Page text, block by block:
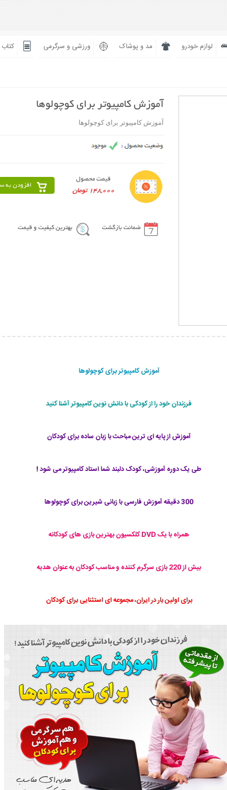
لوازم خودرو مد و پوشاک ورزشی و سرگرمی
آموزش کامپیوتر برای کوچولوها
آموزش کامپیوتر برای کوچولوها
قیمت محصول
148,000 تومان
افزودن به
ضمانت بازگشت بهترین کیفیت و قیمت
آموزش کامپیوتر برای کوچولوها
فرزندان خود را از کودکی با دانش نوین کامپیوتر آشنا کنید
آموزش از پایه ای ترین مباحث با زبان ساده برای کودکان
طی یک دوره آموزشی، کودک دلبند شما استاد کامپیوتر می شود !
300 دقیقه آموزش فارسی با زبانی شیرین برای کوچولوها
همراه با یک DVD کلکسیون بهترین بازی های کودکانه
بیش از 220 بازی سرگرم کننده و مناسب کودکان به عنوان هدیه
برای اولین بار در ایران، مجموعه ای استثنایی برای کودکان